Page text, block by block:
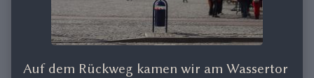
Auf dem Rückweg kamen wir am Wassertor